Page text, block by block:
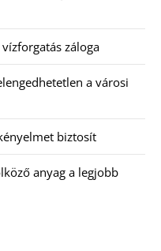
záloga
a városi
biztosít
anyag a legjobb